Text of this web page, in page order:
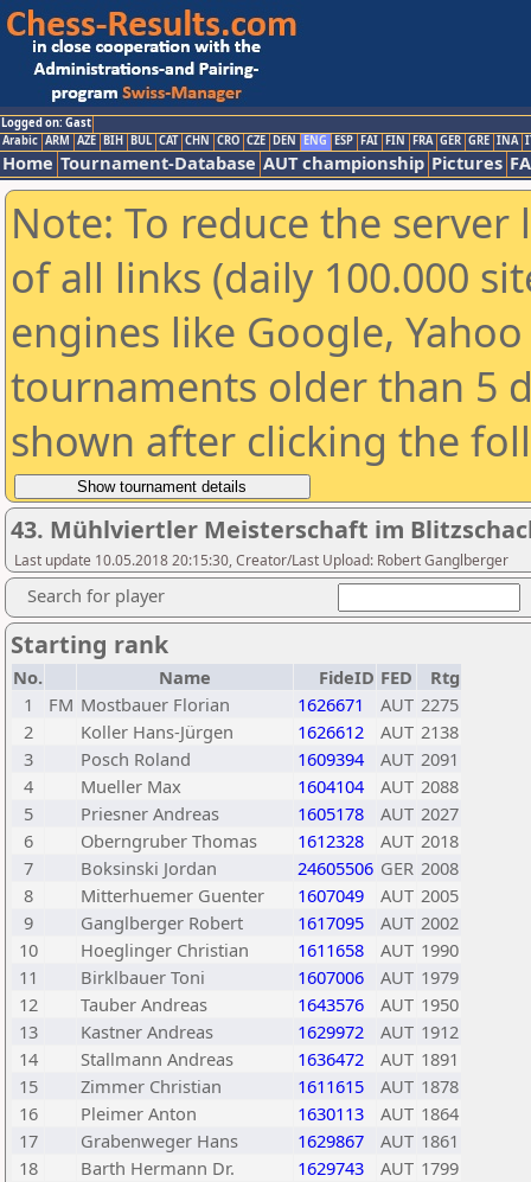
Logged on: Gast
Arabic ARM AZE BIH BUL CAT CHN CRO CZE DEN ENG ESP FAI FIN FRA GER GRE INA
Home Tournament-Database AUT championship Pictures
Note: To reduce the
of all links (daily 100.000
engines like Google,
tournaments older than 5
shown after clicking the
43. Mühlviertler Meisterschaft im
Last update 10.05.2018 20:15:30, Creator/Last Upload: Robert Ganglberger
Search for player
Starting rank
No. Name FideID FED
Rtg
1
FM Mostbauer Florian 1626671 AUT 2275
2
Koller Hans-Jürgen 1626612 AUT 2138
3
Posch Roland 1609394 AUT 2091
4
Mueller Max 1604104 AUT 2088
5
Priesner Andreas 1605178 AUT 2027
6
Oberngruber Thomas 1612328 AUT 2018
7
Boksinski Jordan 24605506 GER 2008
8
Mitterhuemer Guenter 1607049 AUT 2005
9
Ganglberger Robert 1617095 AUT 2002
10
Hoeglinger Christian 1611658 AUT 1990
11
Birklbauer Toni 1607006 AUT 1979
12
Tauber Andreas 1643576 AUT 1950
13
Kastner Andreas 1629972 AUT 1912
14
Stallmann Andreas 1636472 AUT 1891
15
Zimmer Christian 1611615 AUT 1878
16
Pleimer Anton 1630113 AUT 1864
17
Grabenweger Hans 1629867 AUT 1861
18
Barth Hermann Dr. 1629743 AUT 1799